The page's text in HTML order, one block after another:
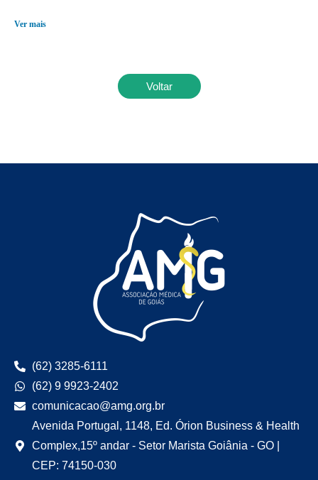
Ver mais
Voltar
(62) 3285-6111
(62) 9 9923-2402
comunicacao@amg.org.br
Avenida Portugal, 1148, Ed. Órion Business & Health
Complex,15º andar - Setor Marista Goiânia - GO |
CEP: 74150-030